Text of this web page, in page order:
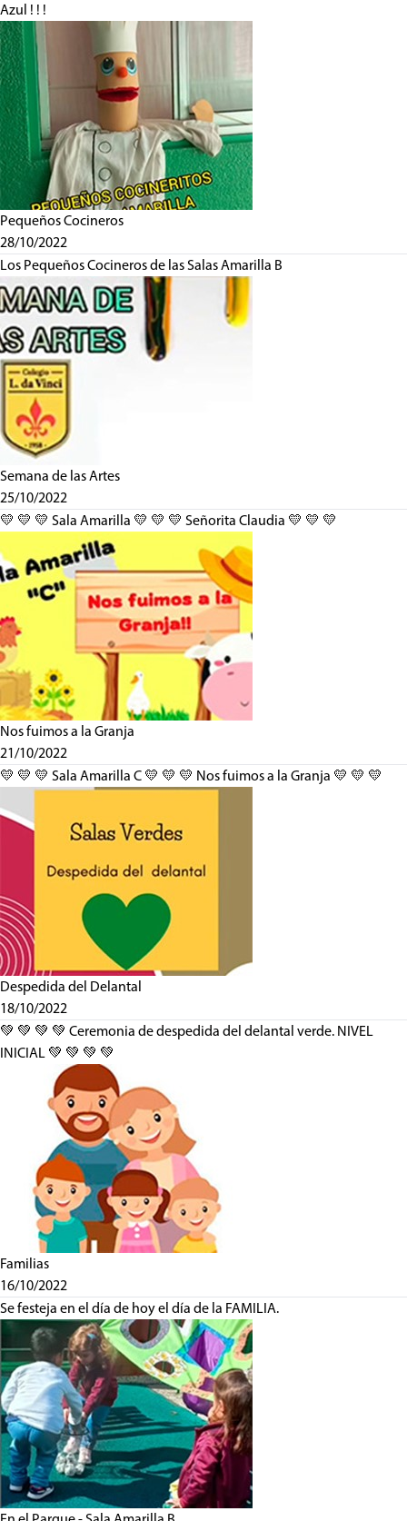
Azul ! ! !
Pequeños Cocineros
28/10/2022
Los Pequeños Cocineros de las Salas Amarilla B
Semana de las Artes
25/10/2022
💛 💛 💛 Sala Amarilla 💛 💛 💛 Señorita Claudia 💛 💛 💛
Nos fuimos a la Granja
21/10/2022
💛 💛 💛 Sala Amarilla C 💛 💛 💛 Nos fuimos a la Granja 💛 💛 💛
Despedida del Delantal
18/10/2022
💚 💚 💚 💚 Ceremonia de despedida del delantal verde. NIVEL
INICIAL 💚 💚 💚 💚
Familias
16/10/2022
Se festeja en el día de hoy el día de la FAMILIA.